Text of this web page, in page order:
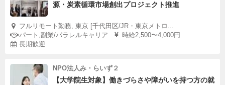
源・炭素循環市場創出プロジェクト推進
フルリモート勤務, 東京 [千代田区/JR・東京メトロ...
パート,副業/パラレルキャリア
時給2,500〜4,000円
長期歓迎
NPO法人み・らいず２
【大学院生対象】働きづらさや障がいを持つ方の就